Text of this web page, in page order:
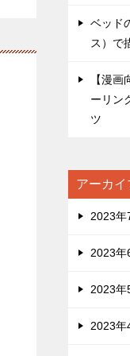
ベッド
ス）で
【漫
ーリン
ツ
アーカイ
2023年
2023年
2023年
2023年